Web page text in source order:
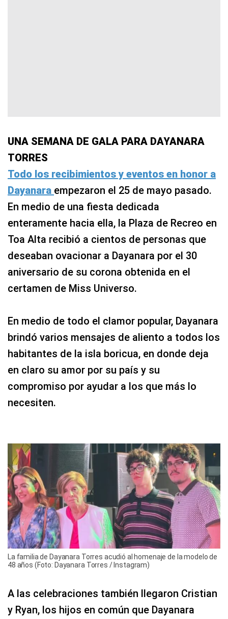
UNA SEMANA DE GALA PARA DAYANARA
TORRES
Todo los recibimientos y eventos en honor a
Dayanara empezaron el 25 de mayo pasado.
En medio de una fiesta dedicada
enteramente hacia ella, la Plaza de Recreo en
Toa Alta recibió a cientos de personas que
deseaban ovacionar a Dayanara por el 30
aniversario de su corona obtenida en el
certamen de Miss Universo.
En medio de todo el clamor popular, Dayanara
brindó varios mensajes de aliento a todos los
habitantes de la isla boricua, en donde deja
en claro su amor por su país y su
compromiso por ayudar a los que más lo
necesiten.
La familia de Dayanara Torres acudió al homenaje de la modelo de
48 años (Foto: Dayanara Torres / Instagram)
A las celebraciones también llegaron Cristian
y Ryan, los hijos en común que Dayanara